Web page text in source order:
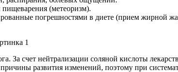
(метеоризм).
погрешностями в диете (прием
За счет нейтрализации соляной кислоты
развития изменений, поэтому при